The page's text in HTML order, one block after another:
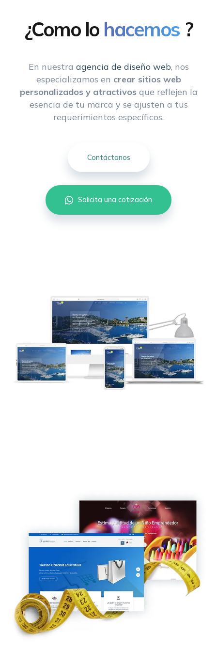
¿Como lo hacemos ?
En nuestra agencia de diseño web, nos
especializamos en crear sitios web
personalizados y atractivosque reflejen la
esencia de tu marca y se ajusten a tus
requerimientos específicos.
Contáctanos
Solicita una cotización